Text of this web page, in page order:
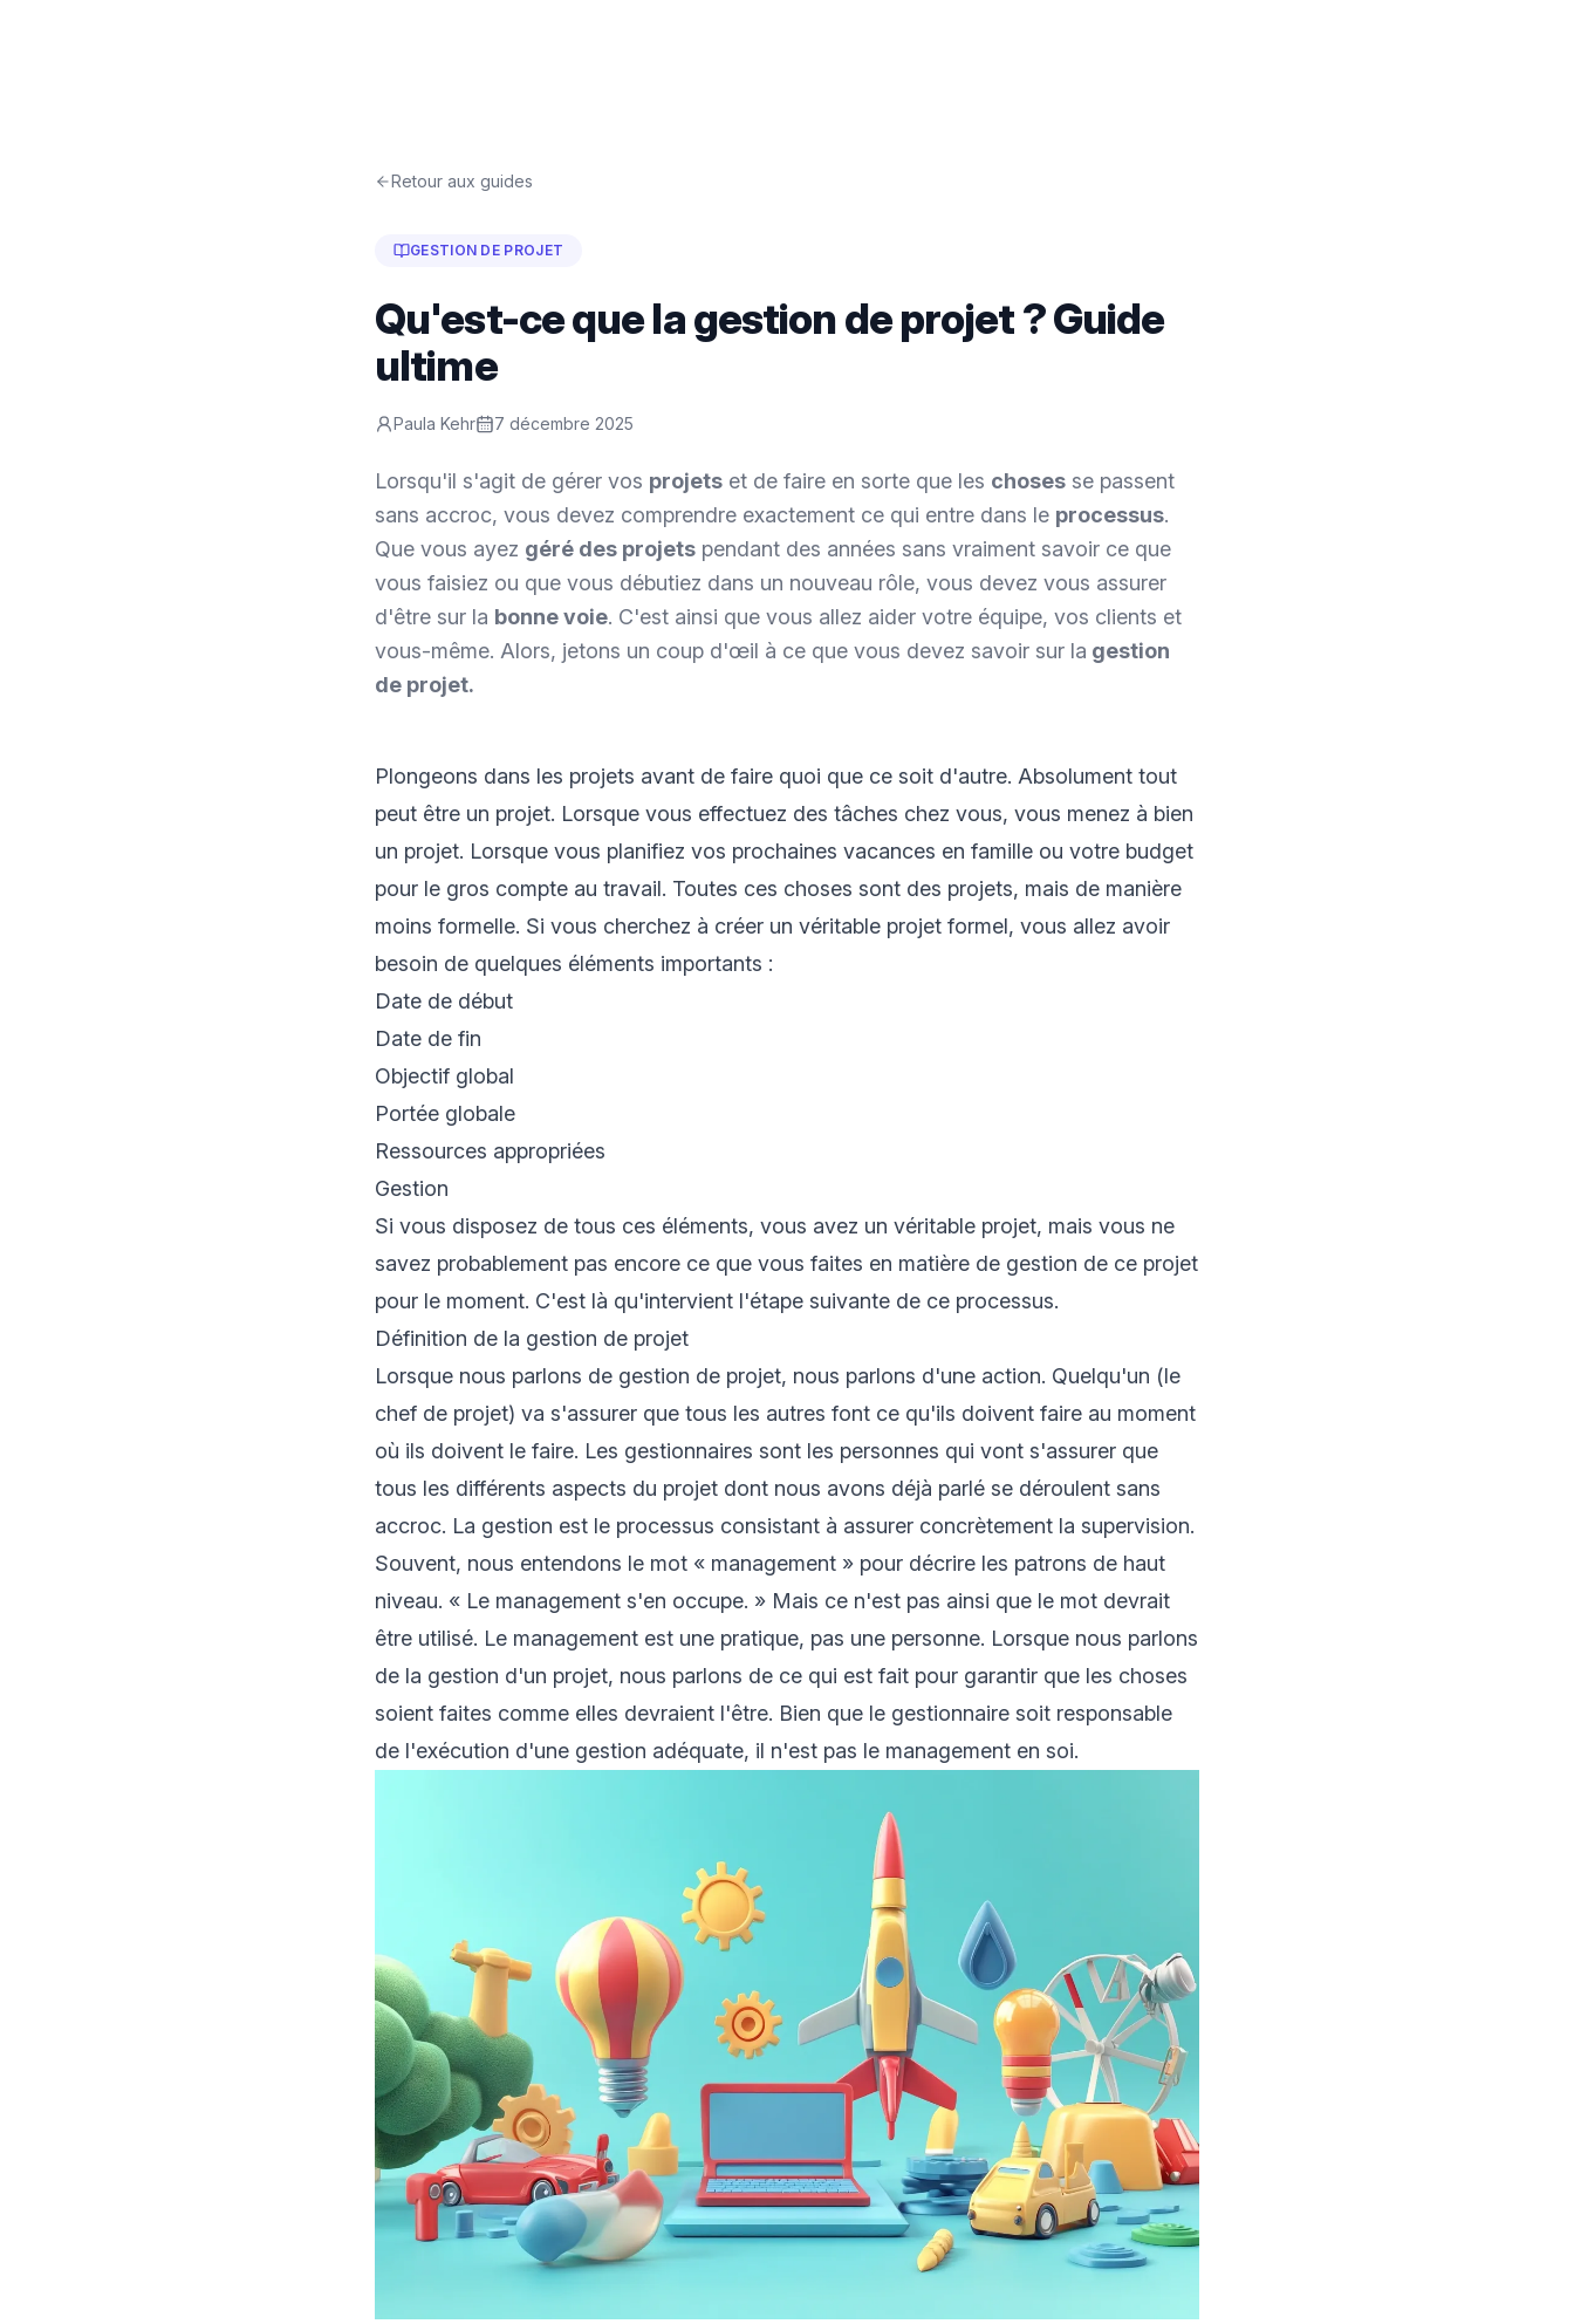
Retour aux guides
GESTION DE PROJET
Qu'est-ce que la gestion de projet ? Guide
ultime
Paula Kehr 7 décembre 2025
Lorsqu'il s'agit de gérer vos projets et de faire en sorte que les choses se passent
sans accroc, vous devez comprendre exactement ce qui entre dans le processus.
Que vous ayez géré des projets pendant des années sans vraiment savoir ce que
vous faisiez ou que vous débutiez dans un nouveau rôle, vous devez vous assurer
d'être sur la bonne voie. C'est ainsi que vous allez aider votre équipe, vos clients et
vous-même. Alors, jetons un coup d'œil à ce que vous devez savoir sur la gestion
de projet.
Plongeons dans les projets avant de faire quoi que ce soit d'autre. Absolument tout
peut être un projet. Lorsque vous effectuez des tâches chez vous, vous menez à bien
un projet. Lorsque vous planifiez vos prochaines vacances en famille ou votre budget
pour le gros compte au travail. Toutes ces choses sont des projets, mais de manière
moins formelle. Si vous cherchez à créer un véritable projet formel, vous allez avoir
besoin de quelques éléments importants :
Date de début
Date de fin
Objectif global
Portée globale
Ressources appropriées
Gestion
Si vous disposez de tous ces éléments, vous avez un véritable projet, mais vous ne
savez probablement pas encore ce que vous faites en matière de gestion de ce projet
pour le moment. C'est là qu'intervient l'étape suivante de ce processus.
Définition de la gestion de projet
Lorsque nous parlons de gestion de projet, nous parlons d'une action. Quelqu'un (le
chef de projet) va s'assurer que tous les autres font ce qu'ils doivent faire au moment
où ils doivent le faire. Les gestionnaires sont les personnes qui vont s'assurer que
tous les différents aspects du projet dont nous avons déjà parlé se déroulent sans
accroc. La gestion est le processus consistant à assurer concrètement la supervision.
Souvent, nous entendons le mot « management » pour décrire les patrons de haut
niveau. « Le management s'en occupe. » Mais ce n'est pas ainsi que le mot devrait
être utilisé. Le management est une pratique, pas une personne. Lorsque nous parlons
de la gestion d'un projet, nous parlons de ce qui est fait pour garantir que les choses
soient faites comme elles devraient l'être. Bien que le gestionnaire soit responsable
de l'exécution d'une gestion adéquate, il n'est pas le management en soi.